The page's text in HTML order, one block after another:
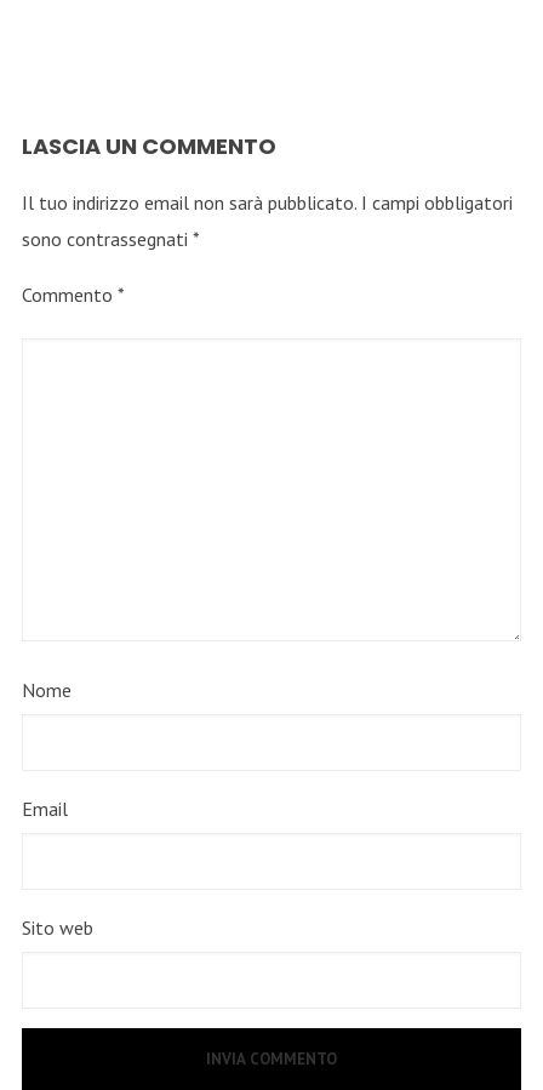
LASCIA UN COMMENTO
Il tuo indirizzo email non sarà pubblicato. I campi obbligatori
sono contrassegnati *
Commento *
Nome
Email
Sito web